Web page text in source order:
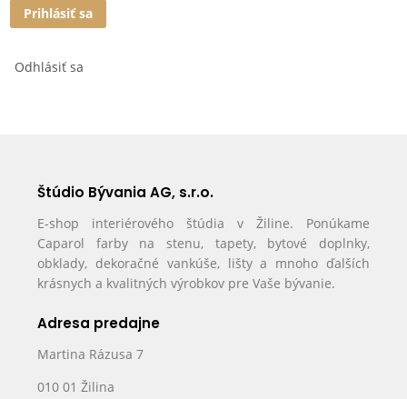
Prihlásiť sa
Odhlásiť sa
Štúdio Bývania AG, s.r.o.
E-shop interiérového štúdia v Žiline. Ponúkame
Caparol farby na stenu, tapety, bytové doplnky,
obklady, dekoračné vankúše, lišty a mnoho ďalších
krásnych a kvalitných výrobkov pre Vaše bývanie.
Adresa predajne
Martina Rázusa 7
010 01 Žilina